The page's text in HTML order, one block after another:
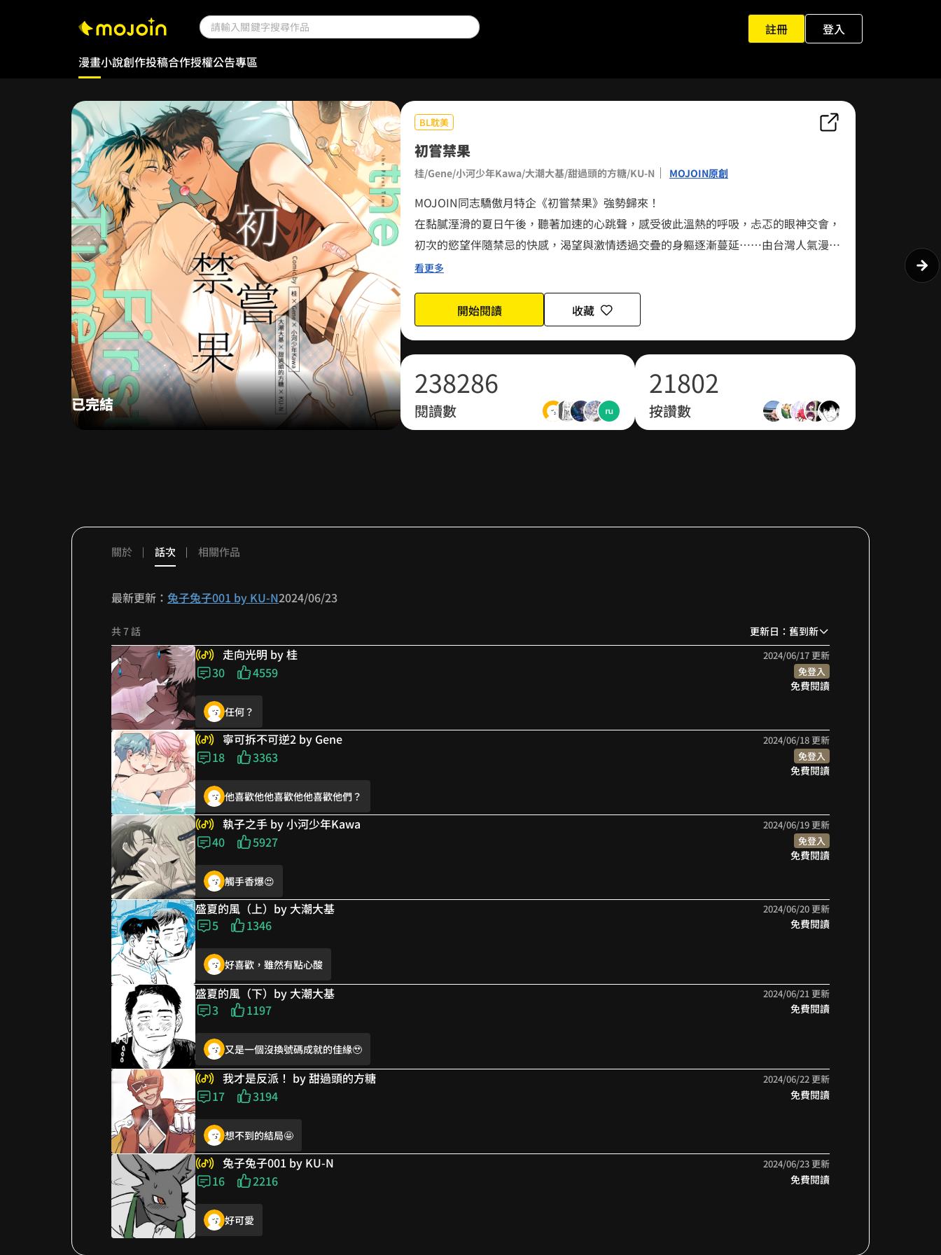
註冊
登入
漫畫小說創作投稿合作授權公告專區
已完結
BL耽美
初嘗禁果
桂/Gene/小河少年Kawa/大潮大基/甜過頭的方糖/KU-N MOJOIN原創
MOJOIN同志驕傲月特企《初嘗禁果》強勢歸來！
在黏膩溼滑的夏日午後，聽著加速的心跳聲，感受彼此溫熱的呼吸，忐忑的眼神交會，
初次的慾望伴隨禁忌的快感，渴望與激情透過交疊的身軀逐漸蔓延⋯⋯由台灣人氣漫畫
家桂、Gene、小河少年Kawa、大潮大基、甜過頭的方糖、KU-N所帶來青澀且美好的
看更多
開始閱讀 收藏
0
1
2
3
6
9
0
1
2
3
4
7
1
2
3
4
5
6
7
8
9
0
1
2
6
9
3
4
6
7
8
1
2
4
5
6
閱讀數
1
2
3
6
9
0
1
2
5
8
4
7
8
9
0
4
7
9
1
2
6
9
按讚數
關於 話次 相關作品
最新更新： 兔子兔子001 by KU-N2024/06/23
共 7 話 更新日：舊到新
走向光明 by 桂 2024/06/17 更新
30 4559
好棒！2026年才發現桂老師有這部作品！
任何？
好可愛...= =
不錯
免登入
免費閱讀
寧可拆不可逆2 by Gene 2024/06/18 更新
18 3363
他喜歡他他喜歡他他喜歡他們？
好好笑 三角我可以
盧加入戰場
等老師後續好嗑
我要看到三角修羅場(˶‾᷄ ⁻̫ ‾᷅˵)
他喜歡他他喜歡他他喜歡他們？
免登入
免費閱讀
執子之手 by 小河少年Kawa 2024/06/19 更新
40 5927
觸手香爆😍
這設定我好喜翻啊😍
觸手好香😍
當小幫手時好萌，成觸手怪時好香，人外讚啦！
豹豹貓貓我出生了😭💗
觸手香爆😍
免登入
免費閱讀
盛夏的風（上）by 大潮大基 2024/06/20 更新
5 1346
好喜歡，雖然有點心酸
好看死😭
一點點曖昧又心酸 好喜歡🥹
肯定會寂寞吧🥹
這個是老師自己的故事嗎，淡淡淺淺的，但是心裡感覺酸酸的QQ
好喜歡，雖然有點心酸
免費閱讀
盛夏的風（下）by 大潮大基 2024/06/21 更新
3 1197
又是一個沒換號碼成就的佳緣🥹
我以為要在遺憾中結束了 幸好有續攤的部分😋😋
這一攤，定終身😉
又是一個沒換號碼成就的佳緣🥹
免費閱讀
我才是反派！ by 甜過頭的方糖 2024/06/22 更新
17 3194
想不到的結局🤩
病嬌🔥🔥🔥🔥
欸等等的也太鬼畜了吧 但是黑皮好香我就知道黑切開還是黑的🖤🖤🖤🖤🖤
免費閱讀
兔子兔子001 by KU-N 2024/06/23 更新
16 2216
好可愛
免費閱讀